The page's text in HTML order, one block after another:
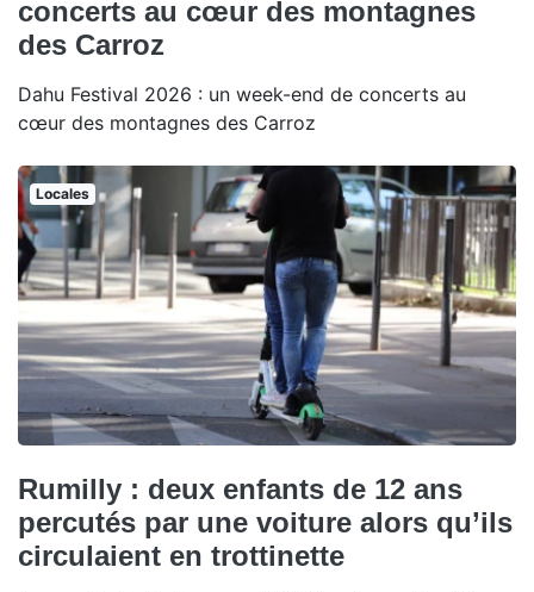
concerts au cœur des montagnes
des Carroz
Dahu Festival 2026 : un week-end de concerts au
cœur des montagnes des Carroz
Locales
Rumilly : deux enfants de 12 ans
percutés par une voiture alors qu’ils
circulaient en trottinette